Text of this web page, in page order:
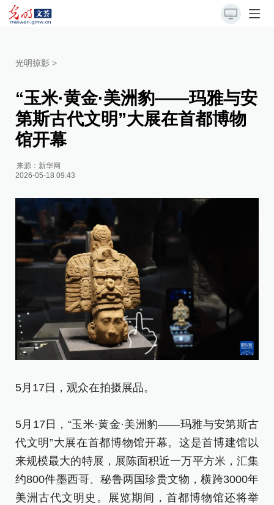
光明掠影 >
“玉米·黄金·美洲豹——玛雅与安
第斯古代文明”大展在首都博物
馆开幕
来源： 新华网
2026-05-18 09:43
5月17日，观众在拍摄展品。
5月17日，“玉米·黄金·美洲豹——玛雅与安第斯古
代文明”大展在首都博物馆开幕。这是首博建馆以
来规模最大的特展，展陈面积近一万平方米，汇集
约800件墨西哥、秘鲁两国珍贵文物，横跨3000年
美洲古代文明史。展览期间，首都博物馆还将举